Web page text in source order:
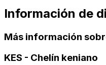
Información de
Más información
KES - Chelín keniano